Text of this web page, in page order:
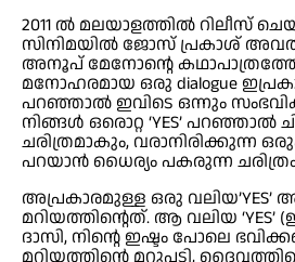
2011 ൽ മലയാളത്തിൽ റിലീസ്
സിനിമയിൽ ജോസ് പ്രകാശ്
അനൂപ് മേനോന്റെ
മനോഹരമായ ഒരു dialogue
പറഞ്ഞാൽ ഇവിടെ ഒന്നും
നിങ്ങൾ ഒരൊറ്റ ‘YES’
ചരിത്രമാകും, വരാനിരിക്കുന്ന
പറയാൻ ധൈര്യം പകരുന്ന
അപ്രകാരമുള്ള ഒരു
മറിയത്തിന്റെത്. ആ വലിയ ‘YES’
ദാസി, നിന്റെ ഇഷ്ടം പോലെ